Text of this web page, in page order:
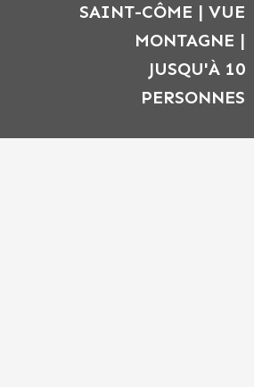
SAINT-CÔME | VUE
MONTAGNE |
JUSQU'À 10
PERSONNES